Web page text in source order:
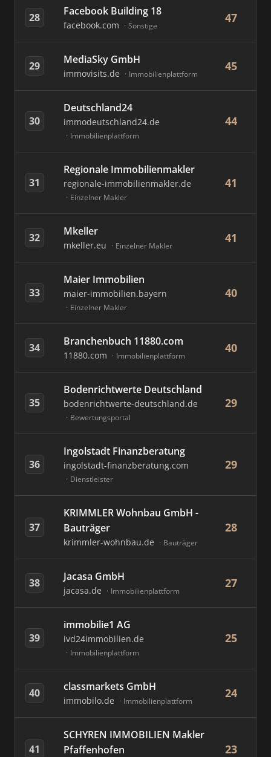
28 Facebook Building 18
facebook.com Sonstige
47
29 MediaSky GmbH
immovisits.de Immobilienplattform
45
30
Deutschland24
immodeutschland24.de
Immobilienplattform
44
31
Regionale Immobilienmakler
regionale-immobilienmakler.de
Einzelner Makler
41
32 Mkeller
mkeller.eu Einzelner Makler
41
33
Maier Immobilien
maier-immobilien.bayern
Einzelner Makler
40
34 Branchenbuch 11880.com
11880.com Immobilienplattform
40
35
Bodenrichtwerte Deutschland
bodenrichtwerte-deutschland.de
Bewertungsportal
29
36
Ingolstadt Finanzberatung
ingolstadt-finanzberatung.com
Dienstleister
29
37
KRIMMLER Wohnbau GmbH -
Bauträger
krimmler-wohnbau.de Bauträger
28
38 Jacasa GmbH
jacasa.de Immobilienplattform
27
39
immobilie1 AG
ivd24immobilien.de
Immobilienplattform
25
40 classmarkets GmbH
immobilo.de Immobilienplattform
24
41
SCHYREN IMMOBILIEN Makler
Pfaffenhofen
23